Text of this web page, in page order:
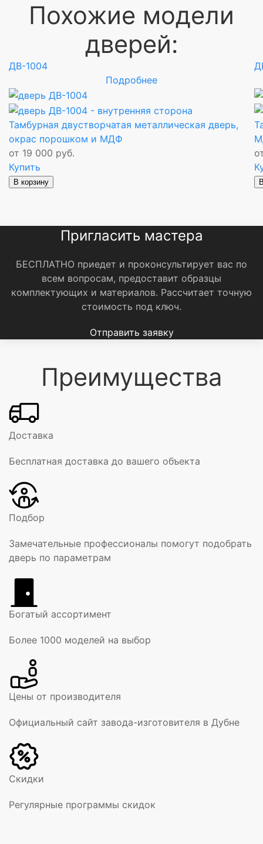
Похожие модели
дверей:
ДВ-1004
Подробнее
Тамбурная двустворчатая металлическая дверь,
окрас порошком и МДФ
от 19 000 руб.
Купить
В корзину
Пригласить мастера
БЕСПЛАТНО приедет и проконсультирует вас по
всем вопросам, предоставит образцы
комплектующих и материалов. Рассчитает точную
стоимость под ключ.
Отправить заявку
Преимущества
Доставка
Бесплатная доставка до вашего объекта
Подбор
Замечательные профессионалы помогут подобрать
дверь по параметрам
Богатый ассортимент
Более 1000 моделей на выбор
Цены от производителя
Официальный сайт завода-изготовителя в Дубне
Скидки
Регулярные программы скидок